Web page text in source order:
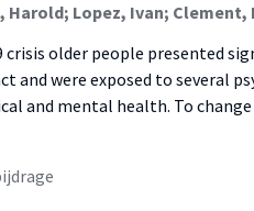
Lopez, Ivan; Clement,
older people presented
and were exposed to several
and mental health. To